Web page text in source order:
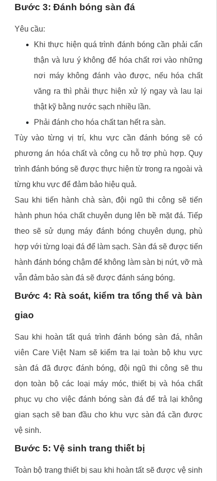
Bước 3: Đánh bóng sàn đá
Yêu cầu:
Khi thực hiện quá trình đánh bóng cần phải cẩn
thận và lưu ý không để hóa chất rơi vào những
nơi máy không đánh vào được, nếu hóa chất
văng ra thì phải thực hiện xử lý ngay và lau lại
thật kỹ bằng nước sạch nhiều lần.
Phải đánh cho hóa chất tan hết ra sàn.
Tùy vào từng vị trí, khu vực cần đánh bóng sẽ có
phương án hóa chất và công cụ hỗ trợ phù hợp. Quy
trình đánh bóng sẽ được thực hiện từ trong ra ngoài và
từng khu vực để đảm bảo hiệu quả.
Sau khi tiến hành chà sàn, đội ngũ thi công sẽ tiến
hành phun hóa chất chuyên dụng lên bề mặt đá. Tiếp
theo sẽ sử dụng máy đánh bóng chuyên dụng, phù
hợp với từng loại đá để làm sạch. Sàn đá sẽ được tiến
hành đánh bóng chậm để không làm sàn bị nứt, vỡ mà
vẫn đảm bảo sàn đá sẽ được đánh sáng bóng.
Bước 4: Rà soát, kiểm tra tổng thể và bàn
giao
Sau khi hoàn tất quá trình đánh bóng sàn đá, nhân
viên Care Việt Nam sẽ kiểm tra lại toàn bộ khu vực
sàn đá đã được đánh bóng, đội ngũ thi công sẽ thu
dọn toàn bộ các loại máy móc, thiết bị và hóa chất
phục vụ cho việc đánh bóng sàn đá để trả lại không
gian sạch sẽ ban đầu cho khu vực sàn đá cần được
vệ sinh.
Bước 5: Vệ sinh trang thiết bị
Toàn bộ trang thiết bị sau khi hoàn tất sẽ được vệ sinh